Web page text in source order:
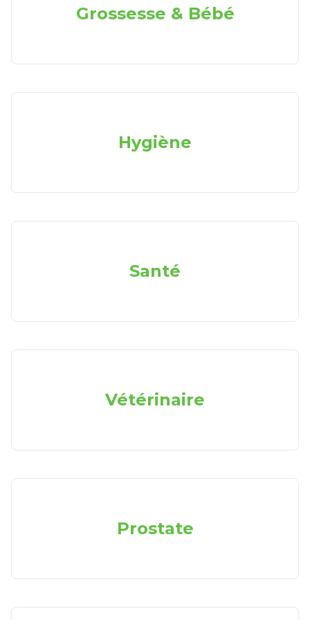
Grossesse & Bébé
Hygiène
Santé
Vétérinaire
Prostate